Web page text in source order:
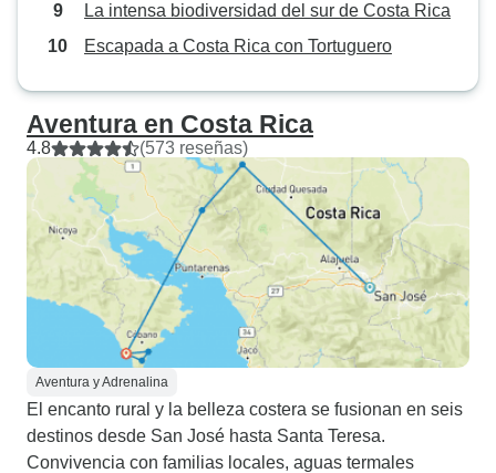
La intensa biodiversidad del sur de Costa Rica
Escapada a Costa Rica con Tortuguero
Aventura en Costa Rica
4.8 (573 reseñas)
Aventura y Adrenalina
El encanto rural y la belleza costera se fusionan en seis
destinos desde San José hasta Santa Teresa.
Convivencia con familias locales, aguas termales